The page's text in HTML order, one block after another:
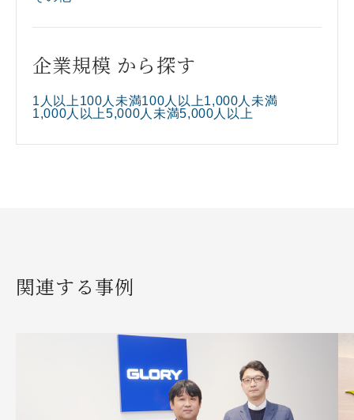
企業規模 から探す
1人以上100人未満100人以上1,000人未満
1,000人以上5,000人未満5,000人以上
関連する事例